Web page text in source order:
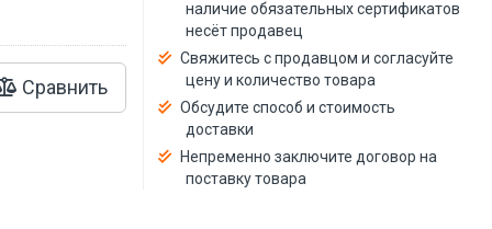
Сравнить
наличие обязательных сертификатов
несёт продавец
Свяжитесь с продавцом и согласуйте
цену и количество товара
Обсудите способ и стоимость
доставки
Непременно заключите договор на
поставку товара